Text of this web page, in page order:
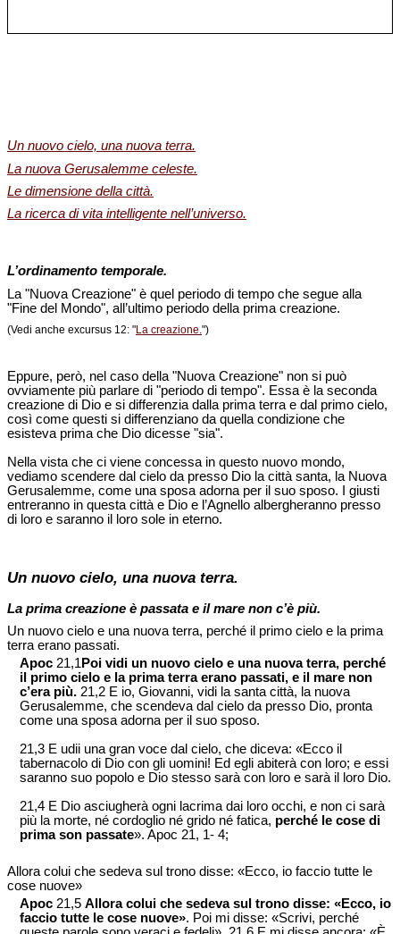
Un nuovo cielo, una nuova terra.
La nuova Gerusalemme celeste.
Le dimensione della città.
La ricerca di vita intelligente nell’universo.
L’ordinamento temporale.
La "Nuova Creazione" è quel periodo di tempo che segue alla
"Fine del Mondo", all’ultimo periodo della prima creazione.
(Vedi anche excursus 12: "La creazione.")
Eppure, però, nel caso della "Nuova Creazione" non si può
ovviamente più parlare di "periodo di tempo". Essa è la seconda
creazione di Dio e si differenzia dalla prima terra e dal primo cielo,
così come questi si differenziano da quella condizione che
esisteva prima che Dio dicesse "sia".
Nella vista che ci viene concessa in questo nuovo mondo,
vediamo scendere dal cielo da presso Dio la città santa, la Nuova
Gerusalemme, come una sposa adorna per il suo sposo. I giusti
entreranno in questa città e Dio e l’Agnello albergheranno presso
di loro e saranno il loro sole in eterno.
Un nuovo cielo, una nuova terra.
La prima creazione è passata e il mare non c’è più.
Un nuovo cielo e una nuova terra, perché il primo cielo e la prima
terra erano passati.
Apoc 21,1 Poi vidi un nuovo cielo e una nuova terra, perché
il primo cielo e la prima terra erano passati, e il mare non
c’era più. 21,2 E io, Giovanni, vidi la santa città, la nuova
Gerusalemme, che scendeva dal cielo da presso Dio, pronta
come una sposa adorna per il suo sposo.
21,3 E udii una gran voce dal cielo, che diceva: «Ecco il
tabernacolo di Dio con gli uomini! Ed egli abiterà con loro; e essi
saranno suo popolo e Dio stesso sarà con loro e sarà il loro Dio.
21,4 E Dio asciugherà ogni lacrima dai loro occhi, e non ci sarà
più la morte, né cordoglio né grido né fatica, perché le cose di
prima son passate». Apoc 21, 1- 4;
Allora colui che sedeva sul trono disse: «Ecco, io faccio tutte le
cose nuove»
Apoc 21,5 Allora colui che sedeva sul trono disse: «Ecco, io
faccio tutte le cose nuove». Poi mi disse: «Scrivi, perché